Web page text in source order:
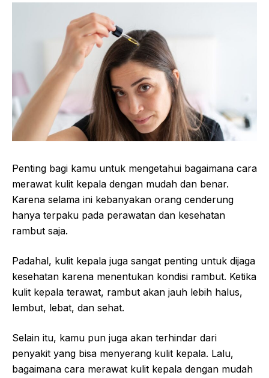
Penting bagi kamu untuk mengetahui bagaimana cara
merawat kulit kepala dengan mudah dan benar.
Karena selama ini kebanyakan orang cenderung
hanya terpaku pada perawatan dan kesehatan
rambut saja.
Padahal, kulit kepala juga sangat penting untuk dijaga
kesehatan karena menentukan kondisi rambut. Ketika
kulit kepala terawat, rambut akan jauh lebih halus,
lembut, lebat, dan sehat.
Selain itu, kamu pun juga akan terhindar dari
penyakit yang bisa menyerang kulit kepala. Lalu,
bagaimana cara merawat kulit kepala dengan mudah